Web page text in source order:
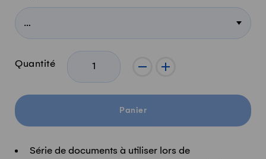
Quantité - +
Panier
Série de documents à utiliser lors de